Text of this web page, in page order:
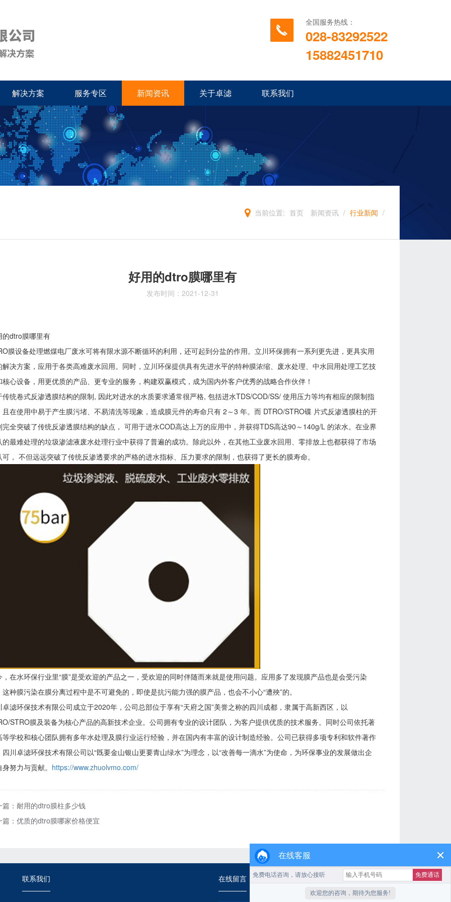
全国服务热线：
028-83292522
15882451710
解决方案 服务专区 新闻资讯 关于卓滤 联系我们
当前位置: 首页 新闻资讯 / 行业新闻 /
好用的dtro膜哪里有
发布时间：2021-12-31
的dtro膜哪里有
膜设备处理燃煤电厂废水可将有限水源不断循环的利用，还可起到分盐的作用。立川环保拥有一系列更先进，更具实用
解决方案，应用于各类高难废水回用。同时，立川环保提供具有先进水平的特种膜浓缩、废水处理、中水回用处理工艺技
核心设备，用更优质的产品、更专业的服务，构建双赢模式，成为国内外客户优秀的战略合作伙伴！
传统卷式反渗透膜结构的限制, 因此对进水的水质要求通常很严格, 包括进水TDS/COD/SS/ 使用压力等均有相应的限制指
且在使用中易于产生膜污堵、不易清洗等现象，造成膜元件的寿命只有 2～3 年。而 DTRO/STRO碟 片式反渗透膜柱的开
完全突破了传统反渗透膜结构的缺点， 可用于进水COD高达上万的应用中，并获得TDS高达90～140g/L 的浓水。在业界
的最难处理的垃圾渗滤液废水处理行业中获得了普遍的成功。除此以外，在其他工业废水回用、零排放上也都获得了市场
可， 不但远远突破了传统反渗透要求的严格的进水指标、压力要求的限制，也获得了更长的膜寿命。
，在水环保行业里“膜”是受欢迎的产品之一，受欢迎的同时伴随而来就是使用问题。应用多了发现膜产品也是会受污染
这种膜污染在膜分离过程中是不可避免的，即使是抗污能力强的膜产品，也会不小心“遭殃”的。
卓滤环保技术有限公司成立于2020年，公司总部位于享有“天府之国”美誉之称的四川成都，隶属于高新西区，以
STRO膜及装备为核心产品的高新技术企业。公司拥有专业的设计团队，为客户提供优质的技术服务。同时公司依托著
等学校和核心团队拥有多年水处理及膜行业运行经验，并在国内有丰富的设计制造经验。公司已获得多项专利和软件著作
四川卓滤环保技术有限公司以“既要金山银山更要青山绿水”为理念，以“改善每一滴水”为使命，为环保事业的发展做出企
努力与贡献。 https://www.zhuolvmo.com/
： 耐用的dtro膜柱多少钱
： 优质的dtro膜哪家价格便宜
联系我们 在线留言
在线客服